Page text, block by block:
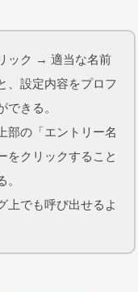
ック → 適当な名前
、設定内容をプロフ
できる。
部の「エントリー名
をクリックすること
上でも呼び出せるよ